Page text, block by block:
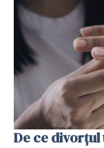
De ce divorțul